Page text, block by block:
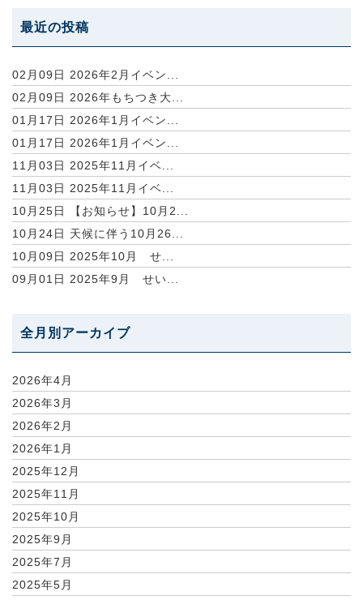
最近の投稿
02月09日 2026年2月イベン...
02月09日 2026年もちつき大...
01月17日 2026年1月イベン...
01月17日 2026年1月イベン...
11月03日 2025年11月イベ...
11月03日 2025年11月イベ...
10月25日
【お知らせ】10月2...
10月24日 天候に伴う10月26...
10月09日 2025年10月 せ...
09月01日 2025年9月 せい...
全月別アーカイブ
2026年4月
2026年3月
2026年2月
2026年1月
2025年12月
2025年11月
2025年10月
2025年9月
2025年7月
2025年5月